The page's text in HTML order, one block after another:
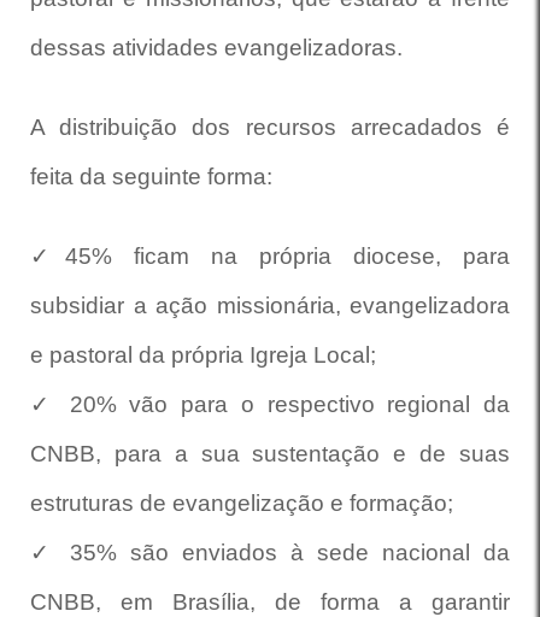
dessas atividades evangelizadoras.
A distribuição dos recursos arrecadados é
feita da seguinte forma:
✓45% ficam na própria diocese, para
subsidiar a ação missionária, evangelizadora
e pastoral da própria Igreja Local;
✓ 20% vão para o respectivo regional da
CNBB, para a sua sustentação e de suas
estruturas de evangelização e formação;
✓ 35% são enviados à sede nacional da
CNBB, em Brasília, de forma a garantir